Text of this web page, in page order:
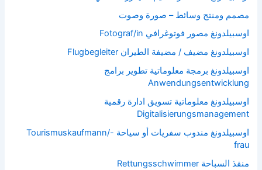
مصمم ومنتج وسائط – صورة وصوت
اوسبيلدونغ مصور فوتوغرافي Fotograf/in
اوسبيلدونغ مضيف / مضيفة الطيران Flugbegleiter
اوسبيلدونغ برمجة معلوماتية تطوير برامج
Anwendungsentwicklung
اوسبيلدونغ معلوماتية تسويق ادارة رقمية
Digitalisierungsmanagement
اوسبيلدونغ مندوب سفريات أو سياحة Tourismuskaufmann/-
frau
منقذ السباحة Rettungsschwimmer